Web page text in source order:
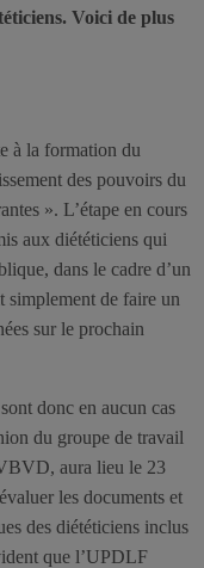
Voici de plus
à la formation du
des pouvoirs du
». L’étape en cours
aux diététiciens qui
dans le cadre d’un
simplement de faire un
sur le prochain
donc en aucun cas
du groupe de travail
aura lieu le 23
les documents et
des diététiciens inclus
que l’UPDLF